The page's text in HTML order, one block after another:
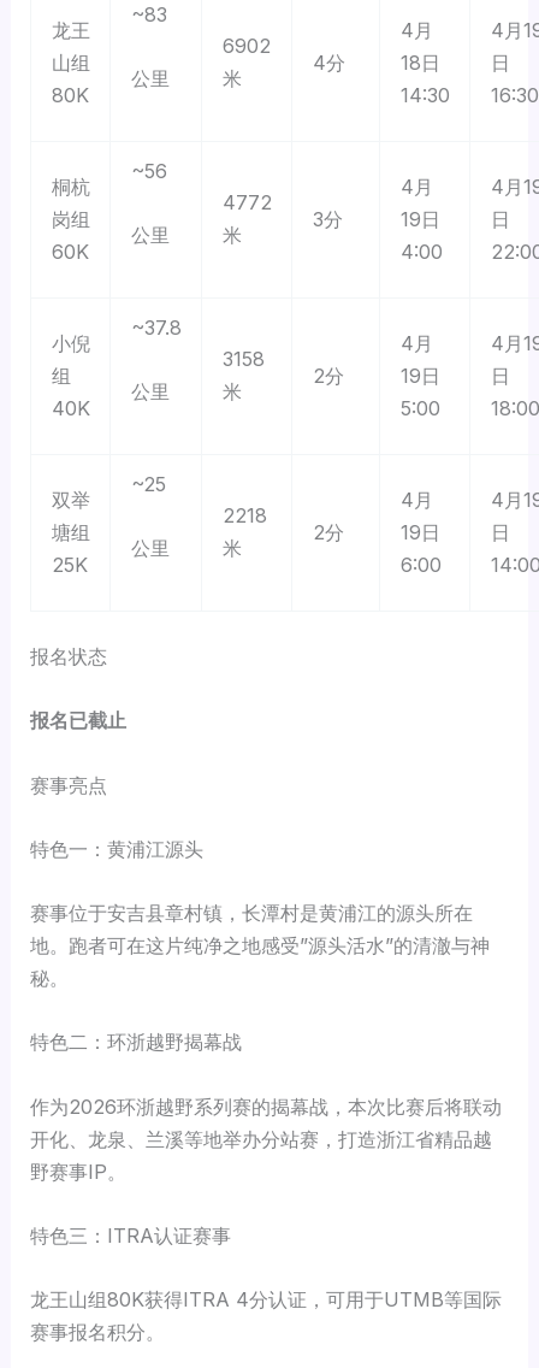
龙王
山组
80K
~83
公里
6902
米
4分
4月
18日
14:30
4月
日
16:30
桐杭
岗组
60K
~56
公里
4772
米
3分
4月
19日
4:00
4月
日
小倪
组
40K
~37.8
公里
3158
米
2分
4月
19日
5:00
4月
日
18:00
双举
塘组
25K
~25
公里
2218
米
2分
4月
19日
6:00
4月
日
报名状态
报名已截止
赛事亮点
特色一：黄浦江源头
赛事位于安吉县章村镇，长潭村是黄浦江的源头所在
地。跑者可在这片纯净之地感受”源头活水”的清澈与神
秘。
特色二：环浙越野揭幕战
作为2026环浙越野系列赛的揭幕战，本次比赛后将联动
开化、龙泉、兰溪等地举办分站赛，打造浙江省精品越
野赛事IP。
特色三：ITRA认证赛事
龙王山组80K获得ITRA 4分认证，可用于UTMB等国际
赛事报名积分。